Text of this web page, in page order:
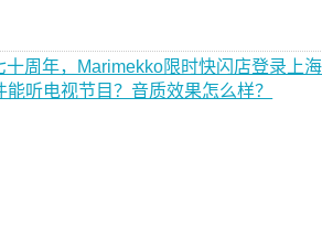
十周年，Marimekko限时快闪店登录上
听电视节目？音质效果怎么样？